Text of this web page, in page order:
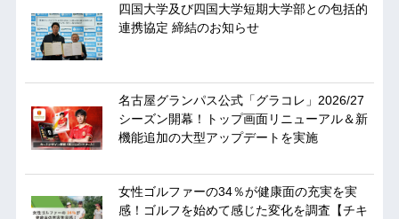
四国大学及び四国大学短期大学部との包括的
連携協定 締結のお知らせ
名古屋グランパス公式「グラコレ」2026/27
シーズン開幕！トップ画面リニューアル＆新
機能追加の大型アップデートを実施
女性ゴルファーの34％が健康面の充実を実
感！ゴルフを始めて感じた変化を調査【チキ